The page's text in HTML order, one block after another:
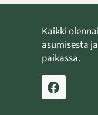
Kaikki
asumisesta
paikassa.